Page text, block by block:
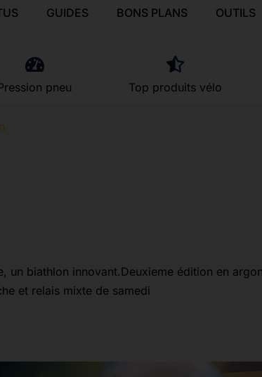
GUIDES BONS PLANS OUTILS
pneu Top produits vélo
biathlon innovant.Deuxieme édition en
et relais mixte de samedi